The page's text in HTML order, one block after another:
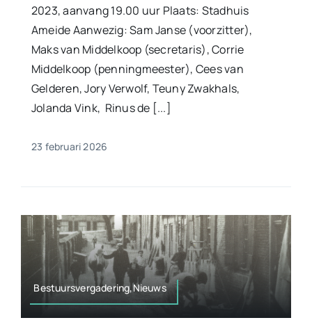
2023, aanvang 19.00 uur Plaats: Stadhuis
Ameide Aanwezig: Sam Janse (voorzitter),
Maks van Middelkoop (secretaris), Corrie
Middelkoop (penningmeester), Cees van
Gelderen, Jory Verwolf, Teuny Zwakhals,
Jolanda Vink, Rinus de [...]
23 februari 2026
Bestuursvergadering,Nieuws